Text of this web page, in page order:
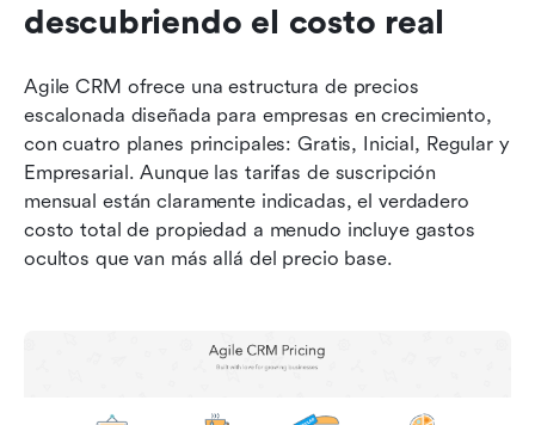
descubriendo el costo real
Agile CRM ofrece una estructura de precios
escalonada diseñada para empresas en crecimiento,
con cuatro planes principales: Gratis, Inicial, Regular y
Empresarial. Aunque las tarifas de suscripción
mensual están claramente indicadas, el verdadero
costo total de propiedad a menudo incluye gastos
ocultos que van más allá del precio base.